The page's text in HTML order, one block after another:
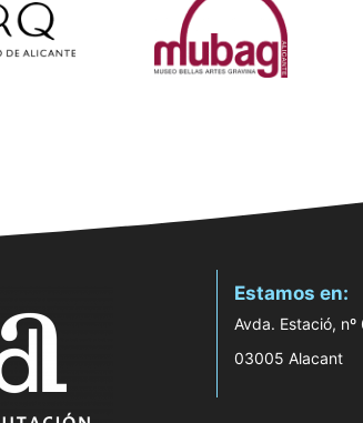
Estamos en:
Avda. Estació, nº
03005 Alacant